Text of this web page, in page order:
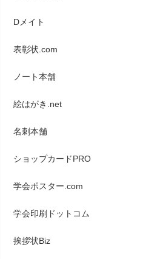
Dメイト
表彰状.com
ノート本舗
絵はがき.net
名刺本舗
ショップカードPRO
学会ポスター.com
学会印刷ドットコム
挨拶状Biz